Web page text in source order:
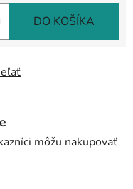
DO KOŠÍKA
môžu nakupovať